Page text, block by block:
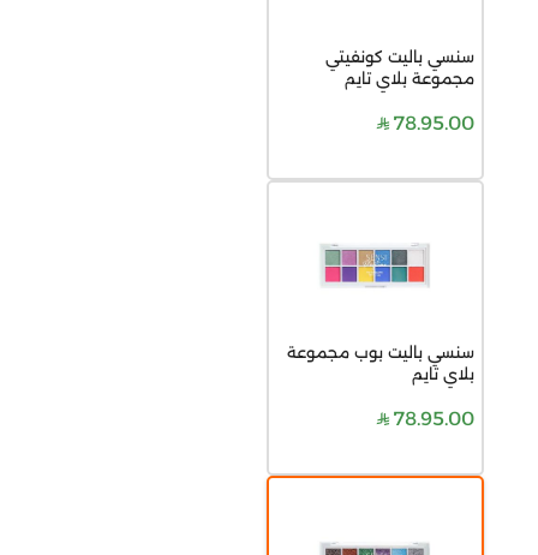
سنسي باليت كونفيتي
مجموعة بلاي تايم
78.95.00
سنسي باليت بوب مجموعة
بلاي تايم
78.95.00